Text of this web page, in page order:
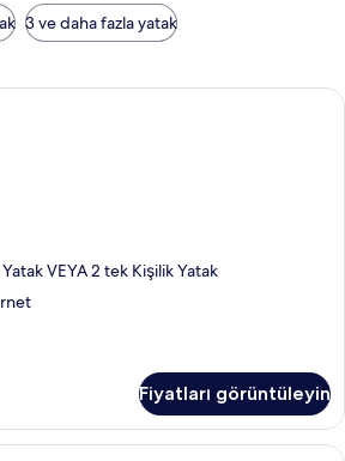
3 ve daha fazla yatak
Grand Ocean Room | Ücretsiz
VEYA 2 tek Kişilik Yatak
Fiyatları görüntüleyin
Ücretsiz minibar ürünleri, odada kasa,